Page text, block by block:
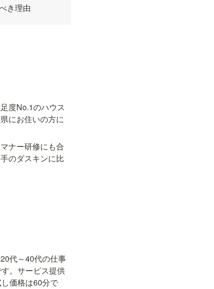
き理由
度No.1のハウス
にお住いの方に
ナー研修にも合
のダスキンに比
代～40代の仕事
。サービス提供
価格は60分で